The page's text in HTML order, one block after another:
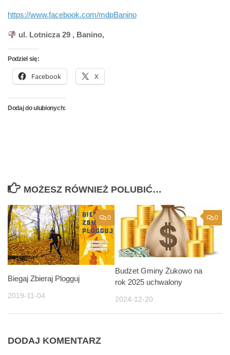
https://www.facebook.com/mdpBanino
ul. Lotnicza 29 , Banino,
Podziel się:
Facebook X
Dodaj do ulubionych:
MOŻESZ RÓWNIEŻ POLUBIĆ…
0
Biegaj Zbieraj Plogguj
2019-11-04
0
Budżet Gminy Żukowo na
rok 2025 uchwalony
2024-12-20
DODAJ KOMENTARZ